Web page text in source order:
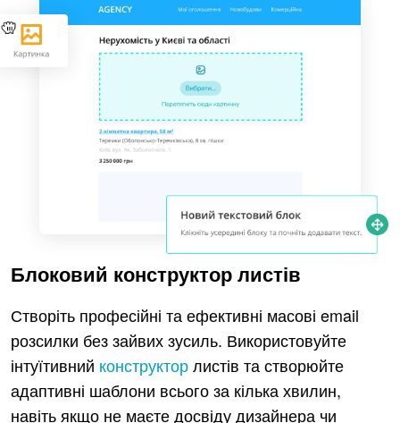
Блоковий конструктор листів
Створіть професійні та ефективні масові email
розсилки без зайвих зусиль. Використовуйте
інтуїтивний конструкторлистів та створюйте
адаптивні шаблони всього за кілька хвилин,
навіть якщо не маєте досвіду дизайнера чи